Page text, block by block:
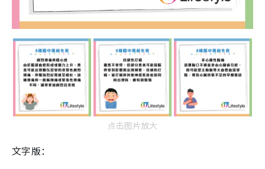
点击图片放大
文字版：